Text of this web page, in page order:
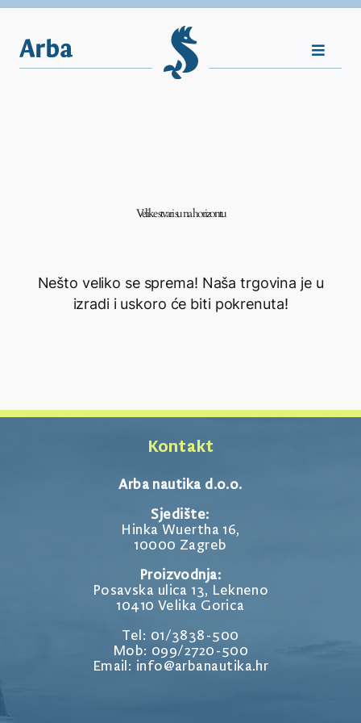
Skip
content
Toggle
Plovila
Velike stvari su na horizontu
Nešto veliko se sprema! Naša trgovina je u
izradi i uskoro će biti pokrenuta!
Kontakt
Arba nautika d.o.o.
Sjedište:
Hinka Wuertha 16,
10000 Zagreb
Proizvodnja:
Posavska ulica 13, Lekneno
10410 Velika Gorica
Tel: 01/3838-500
Mob: 099/2720-500
Email: info@arbanautika.hr